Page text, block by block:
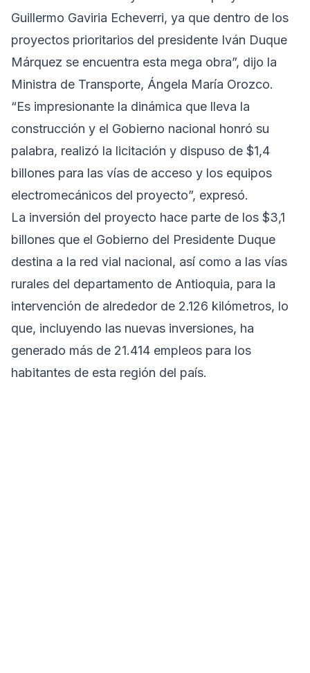
Guillermo Gaviria Echeverri, ya que dentro de los
proyectos prioritarios del presidente Iván Duque
Márquez se encuentra esta mega obra”, dijo la
Ministra de Transporte, Ángela María Orozco.
“Es impresionante la dinámica que lleva la
construcción y el Gobierno nacional honró su
palabra, realizó la licitación y dispuso de $1,4
billones para las vías de acceso y los equipos
electromecánicos del proyecto”, expresó.
La inversión del proyecto hace parte de los $3,1
billones que el Gobierno del Presidente Duque
destina a la red vial nacional, así como a las vías
rurales del departamento de Antioquia, para la
intervención de alrededor de 2.126 kilómetros, lo
que, incluyendo las nuevas inversiones, ha
generado más de 21.414 empleos para los
habitantes de esta región del país.